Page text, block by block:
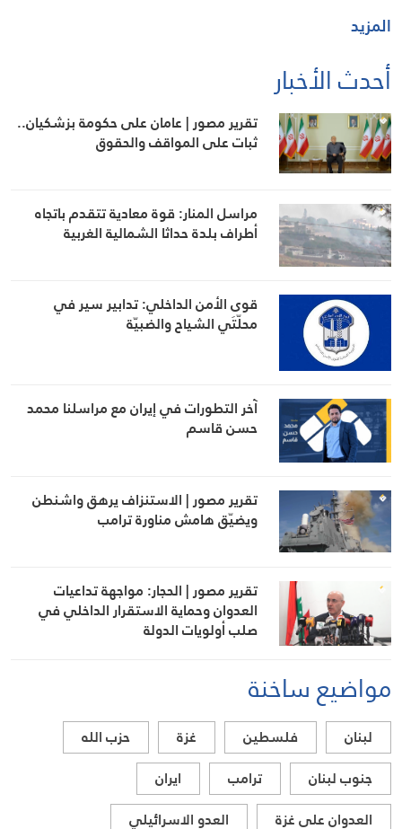
المزيد
أحدث الأخبار
تقرير مصور | عامان على حكومة بزشكيان..
ثبات على المواقف والحقوق
مراسل المنار: قوة معادية تتقدم باتجاه
أطراف بلدة حداثا الشمالية الغربية
قوى الأمن الداخلي: تدابير سير في
محلّتَي الشياح والضبيّة
آخر التطورات في إيران مع مراسلنا محمد
حسن قاسم
تقرير مصور | الاستنزاف يرهق واشنطن
ويضيّق هامش مناورة ترامب
تقرير مصور | الحجار: مواجهة تداعيات
العدوان وحماية الاستقرار الداخلي في
صلب أولويات الدولة
مواضيع ساخنة
لبنان فلسطين غزة
حزب الله
جنوب لبنان
ترامب
ايران
العدوان على غزة
العدو الاسرائيلي